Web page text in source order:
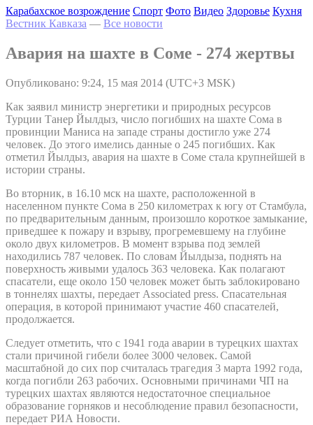
Карабахское возрождение Спорт Фото Видео Здоровье Кухня
Вестник Кавказа — Все новости
Авария на шахте в Соме - 274 жертвы
Опубликовано: 9:24, 15 мая 2014 (UTC+3 MSK)
Как заявил министр энергетики и природных ресурсов
Турции Танер Йылдыз, число погибших на шахте Сома в
провинции Маниса на западе страны достигло уже 274
человек. До этого имелись данные о 245 погибших. Как
отметил Йылдыз, авария на шахте в Соме стала крупнейшей в
истории страны.
Во вторник, в 16.10 мск на шахте, расположенной в
населенном пункте Сома в 250 километрах к югу от Стамбула,
по предварительным данным, произошло короткое замыкание,
приведшее к пожару и взрыву, прогремевшему на глубине
около двух километров. В момент взрыва под землей
находились 787 человек. По словам Йылдыза, поднять на
поверхность живыми удалось 363 человека. Как полагают
спасатели, еще около 150 человек может быть заблокировано
в тоннелях шахты, передает Associated press. Спасательная
операция, в которой принимают участие 460 спасателей,
продолжается.
Следует отметить, что с 1941 года аварии в турецких шахтах
стали причиной гибели более 3000 человек. Самой
масштабной до сих пор считалась трагедия 3 марта 1992 года,
когда погибли 263 рабочих. Основными причинами ЧП на
турецких шахтах являются недостаточное специальное
образование горняков и несоблюдение правил безопасности,
передает РИА Новости.